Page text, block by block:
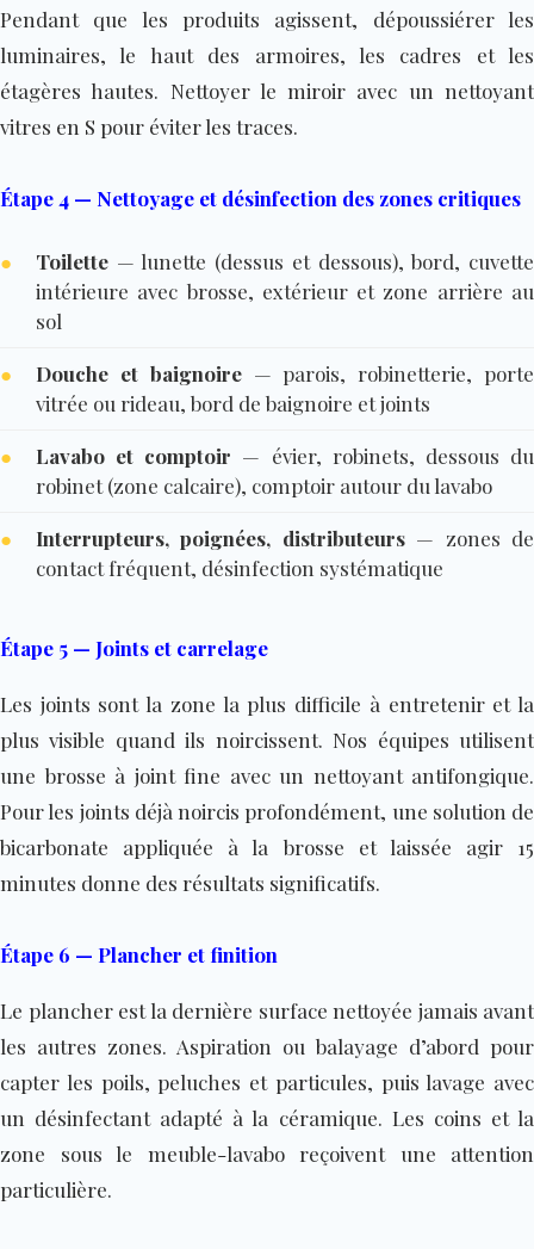
Pendant que les produits agissent, dépoussiérer les
luminaires, le haut des armoires, les cadres et les
étagères hautes. Nettoyer le miroir avec un nettoyant
vitres en S pour éviter les traces.
Étape 4 — Nettoyage et désinfection des zones critiques
● Toilette — lunette (dessus et dessous), bord, cuvette
intérieure avec brosse, extérieur et zone arrière au
sol
●
Douche et baignoire— parois, robinetterie, porte
vitrée ou rideau, bord de baignoire et joints
●
Lavabo et comptoir — évier, robinets, dessous du
robinet (zone calcaire), comptoir autour du lavabo
●
Interrupteurs, poignées, distributeurs— zones de
contact fréquent, désinfection systématique
Étape 5 — Joints et carrelage
Les joints sont la zone la plus difficile à entretenir et la
plus visible quand ils noircissent. Nos équipes utilisent
une brosse à joint fine avec un nettoyant antifongique.
Pour les joints déjà noircis profondément, une solution de
bicarbonate appliquée à la brosse et laissée agir 15
minutes donne des résultats significatifs.
Étape 6 — Plancher et finition
Le plancher est la dernière surface nettoyée jamais avant
les autres zones. Aspiration ou balayage d’abord pour
capter les poils, peluches et particules, puis lavage avec
un désinfectant adapté à la céramique. Les coins et la
zone sous le meuble-lavabo reçoivent une attention
particulière.